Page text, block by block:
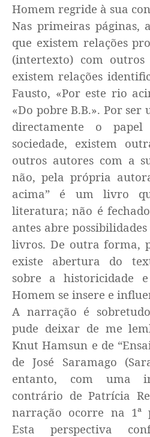
Homem regride à sua
Nas primeiras páginas,
que existem relações
(intertexto) com outros
existem relações
Fausto, «Por este rio
«Do pobre B.B.». Por
directamente o
sociedade, existem
outros autores com a
não, pela própria
acima” é um livro
literatura; não é
antes abre
livros. De outra forma,
existe abertura do
sobre a historicidade
Homem se insere e
A narração é
pude deixar de me
Knut Hamsun e de
de José Saramago
entanto, com uma
contrário de Patrícia
narração ocorre na 1ª
Esta perspectiva